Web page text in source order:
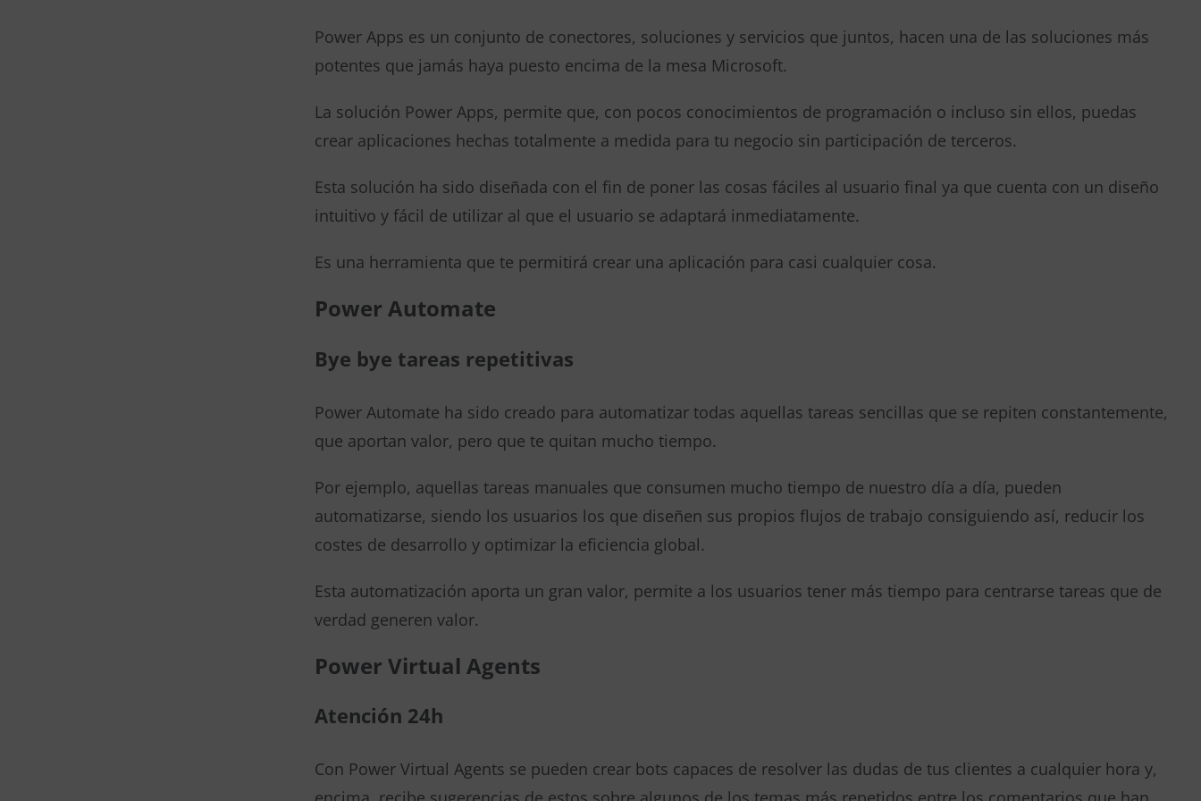
Power Apps es un conjunto de conectores, soluciones y servicios que juntos, hacen una de las soluciones más
potentes que jamás haya puesto encima de la mesa Microsoft.
La solución Power Apps, permite que, con pocos conocimientos de programación o incluso sin ellos, puedas
crear aplicaciones hechas totalmente a medida para tu negocio sin participación de terceros.
Esta solución ha sido diseñada con el fin de poner las cosas fáciles al usuario final ya que cuenta con un diseño
intuitivo y fácil de utilizar al que el usuario se adaptará inmediatamente.
Es una herramienta que te permitirá crear una aplicación para casi cualquier cosa.
Power Automate
Bye bye tareas repetitivas
Power Automate ha sido creado para automatizar todas aquellas tareas sencillas que se repiten constantemente,
que aportan valor, pero que te quitan mucho tiempo.
Por ejemplo, aquellas tareas manuales que consumen mucho tiempo de nuestro día a día, pueden
automatizarse, siendo los usuarios los que diseñen sus propios flujos de trabajo consiguiendo así, reducir los
costes de desarrollo y optimizar la eficiencia global.
Esta automatización aporta un gran valor, permite a los usuarios tener más tiempo para centrarse tareas que de
verdad generen valor.
Power Virtual Agents
Atención 24h
Con Power Virtual Agents se pueden crear bots capaces de resolver las dudas de tus clientes a cualquier hora y,